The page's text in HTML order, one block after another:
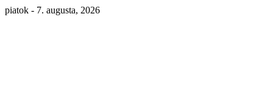
piatok - 7. augusta, 2026